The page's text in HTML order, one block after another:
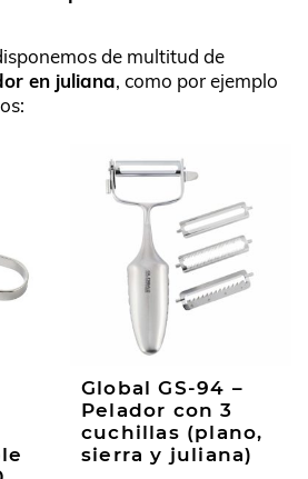
de multitud de
en juliana, como por ejemplo
Global GS-94 –
Pelador con 3
cuchillas (plano,
sierra y juliana)